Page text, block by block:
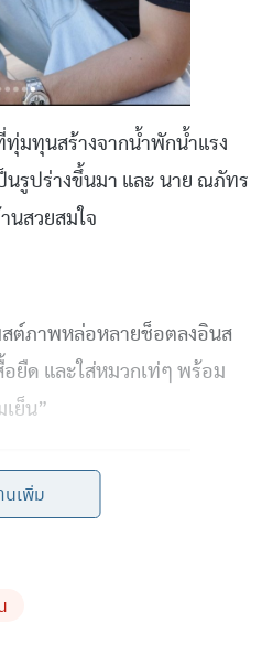
ทุ่มทุนสร้างจากน้ำพักน้ำแรง
นรูปร่างขึ้นมา และ นาย ณภัทร
นสวยสมใจ
สต์ภาพหล่อหลายช็อตลงอินส
อยืด และใส่หมวกเท่ๆ พร้อม
ย็น”
นเพิ่ม